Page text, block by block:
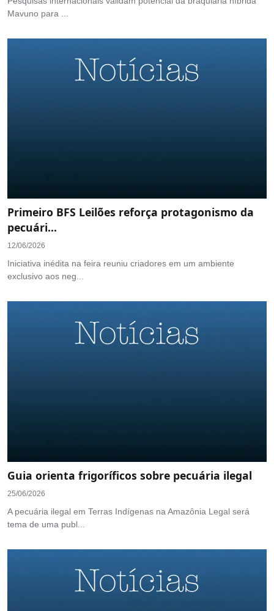
Mavuno para ...
Primeiro BFS Leilões reforça protagonismo da
pecuári...
12/06/2026
Iniciativa inédita na feira reuniu criadores em um ambiente
exclusivo aos neg...
Guia orienta frigoríficos sobre pecuária ilegal
25/06/2026
A pecuária ilegal em Terras Indígenas na Amazônia Legal será
tema de uma publ...